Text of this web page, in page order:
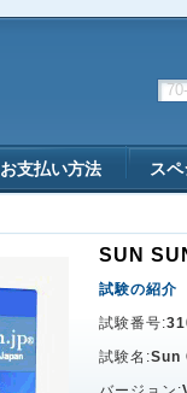
お支払い方法 ス
SUN
試験の紹介
試験番号:
試験名:Sun